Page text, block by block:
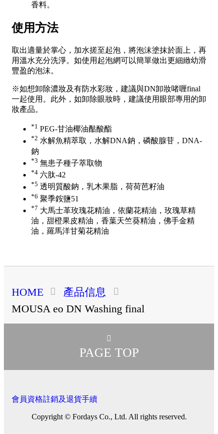
香料。
使用方法
取出適量於掌心，加水搓至起泡，將泡沫塗抹於面上，再
用溫水充分洗淨。如使用起泡網可以簡單做出更細緻幼滑
豐盈的泡沫。
※如想卸除濃妝及有防水彩妝，建議與DN卸妝啫喱final
一起使用。此外，如卸除眼妝時，建議使用眼部專用的卸
妝產品。
*1 PEG-甘油椰油酤酸酯
*2 水解魚精萃取，水解DNA鈉，磷酸腺苷，DNA-
鈉
*3 無患子種子萃取物
*4 六肽-42
*5 透明質酸鈉，乳木果脂，荷荷芭籽油
*6 聚季銨鹽51
*7 大馬士革玫瑰花精油，依蘭花精油，玫瑰草精
油，甜橙果皮精油，香葉天竺葵精油，佛手金精
油，羅馬洋甘菊花精油
HOME
產品信息
MOUSA eo DN Washing final
PAGE TOP
會員資格註銷及退貨手續
Copyright © Fordays Co., Ltd. All rights reserved.